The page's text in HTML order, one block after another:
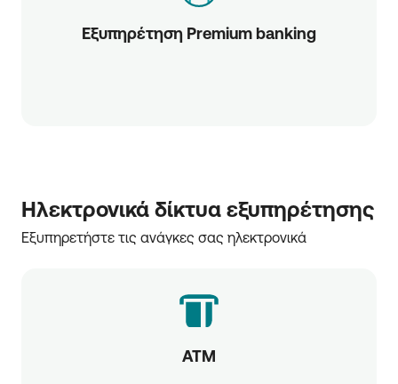
Εξυπηρέτηση Premium banking
Ηλεκτρονικά δίκτυα εξυπηρέτησης
Εξυπηρετήστε τις ανάγκες σας ηλεκτρονικά
ATM